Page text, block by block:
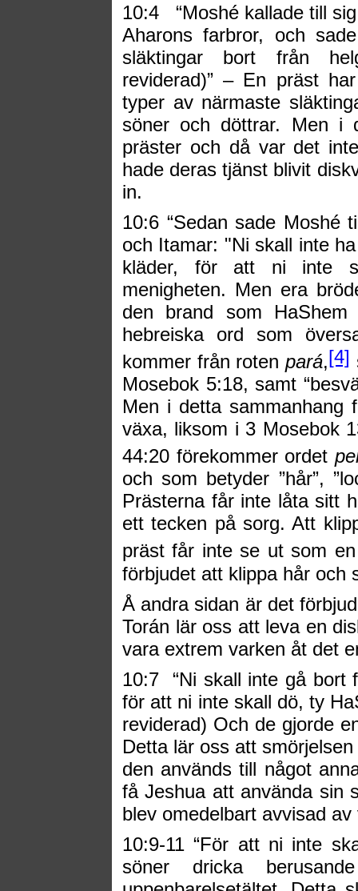
10:4
“Moshé kallade till
Aharons farbror, och
släktingar bort från
reviderad)” – En präst
typer av närmaste
söner och döttrar. Men i
präster och då var det
hade deras tjänst blivit
in.
10:6 “Sedan sade Moshé
och Itamar: "Ni skall inte
kläder, för att ni inte
menigheten. Men era
den brand som
hebreiska ord som
kommer från roten pará,[4]
Mosebok 5:18, samt
Men i detta sammanhang
växa, liksom i 3 Mosebok
44:20 förekommer ordet
och som betyder ”hår”,
Prästerna får inte låta sitt
ett tecken på sorg. Att
präst får inte se ut som
förbjudet att klippa hår och
Å andra sidan är det
Torán lär oss att leva en
vara extrem varken åt det
10:7
“Ni skall inte gå bort
för att ni inte skall dö, ty
reviderad) Och de gjorde
Detta lär oss att
den används till något
få Jeshua att använda sin
blev omedelbart avvisad
10:9-11 “För att ni inte
söner dricka